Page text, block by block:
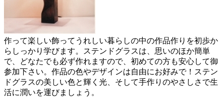
作って楽しい飾ってうれしい暮らしの中の作品作りを初歩か
らしっかり学びます。ステンドグラスは、思いのほか簡単
で、どなたでも必ず作れますので、初めての方も安心して御
参加下さい。作品の色やデザインは自由にお好みで！ステン
ドグラスの美しい色と輝く光、そして手作りのやさしさで生
活に潤いを運びましょう。